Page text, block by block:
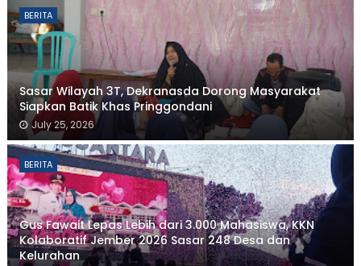
BERITA
Sasar Wilayah 3T, Dekranasda Dorong Masyarakat
Siapkan Batik Khas Pringgondani
July 25, 2026
BERITA
Gus Fawait Lepas Lebih dari 3.000 Mahasiswa, KKN
Kolaboratif Jember 2026 Sasar 248 Desa dan
Kelurahan